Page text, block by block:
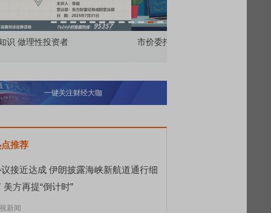
委托那么多种，究竟怎么用？
一键关注财经大咖
推荐
接近达成 伊朗披露海峡新航道通行细
美方再提“倒计时”
新闻